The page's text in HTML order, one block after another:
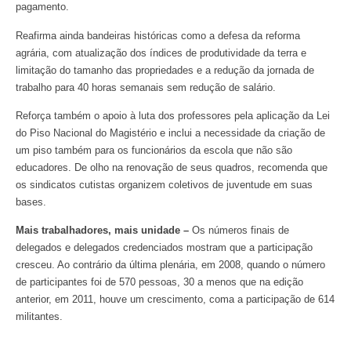
pagamento.
Reafirma ainda bandeiras históricas como a defesa da reforma
agrária, com atualização dos índices de produtividade da terra e
limitação do tamanho das propriedades e a redução da jornada de
trabalho para 40 horas semanais sem redução de salário.
Reforça também o apoio à luta dos professores pela aplicação da Lei
do Piso Nacional do Magistério e inclui a necessidade da criação de
um piso também para os funcionários da escola que não são
educadores. De olho na renovação de seus quadros, recomenda que
os sindicatos cutistas organizem coletivos de juventude em suas
bases.
Mais trabalhadores, mais unidade – Os números finais de
delegados e delegados credenciados mostram que a participação
cresceu. Ao contrário da última plenária, em 2008, quando o número
de participantes foi de 570 pessoas, 30 a menos que na edição
anterior, em 2011, houve um crescimento, coma a participação de 614
militantes.